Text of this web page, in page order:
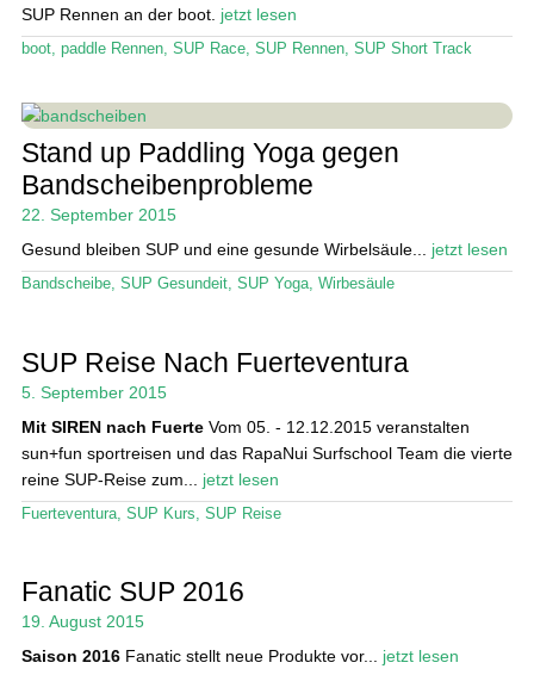
SUP Rennen an der boot. jetzt lesen
boot, paddle Rennen, SUP Race, SUP Rennen, SUP Short Track
Stand up Paddling Yoga gegen
Bandscheibenprobleme
22. September 2015
Gesund bleiben SUP und eine gesunde Wirbelsäule... jetzt lesen
Bandscheibe, SUP Gesundeit, SUP Yoga, Wirbesäule
SUP Reise Nach Fuerteventura
5. September 2015
Mit SIREN nach FuerteVom 05. - 12.12.2015 veranstalten
sun+fun sportreisen und das RapaNui Surfschool Team die vierte
reine SUP-Reise zum... jetzt lesen
Fuerteventura, SUP Kurs SUP Reise
Fanatic SUP 2016
19. August 2015
Saison 2016Fanatic stellt neue Produkte vor... jetzt lesen